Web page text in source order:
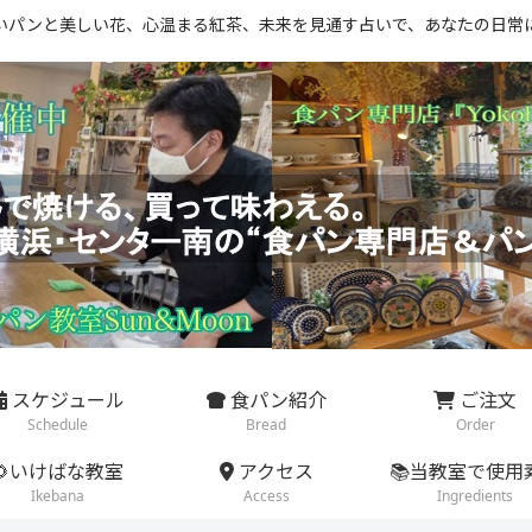
パンと美しい花、心温まる紅茶、未来を見通す占いで、あなたの日常
スケジュール
Schedule
食パン紹介
Bread
ご注文
Order
いけばな教室
Ikebana
アクセス
Access
📚当教室で使用
Ingredients